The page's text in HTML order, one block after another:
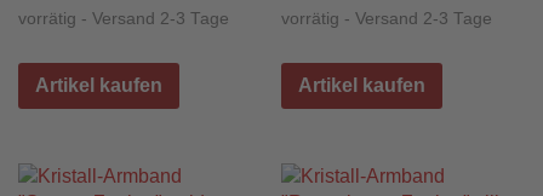
vorrätig - Versand 2-3 Tage
Artikel kaufen
vorrätig - Versand 2-3 Tage
Artikel kaufen